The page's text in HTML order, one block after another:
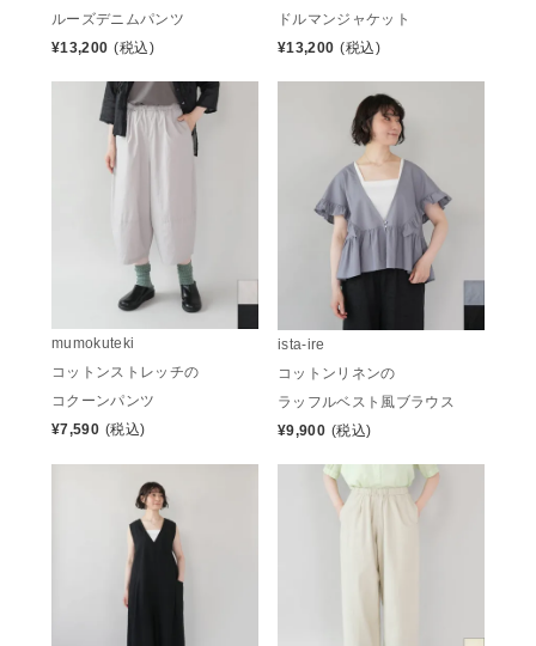
ルーズデニムパンツ
¥13,200 (税込)
ドルマンジャケット
¥13,200 (税込)
mumokuteki
コットンストレッチの
コクーンパンツ
¥7,590 (税込)
ista-ire
コットンリネンの
ラッフルベスト風ブラウス
¥9,900 (税込)